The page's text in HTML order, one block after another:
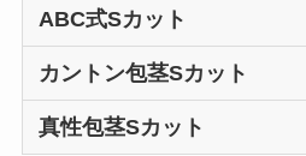
ABC式Sカット
カントン包茎Sカット
真性包茎Sカット